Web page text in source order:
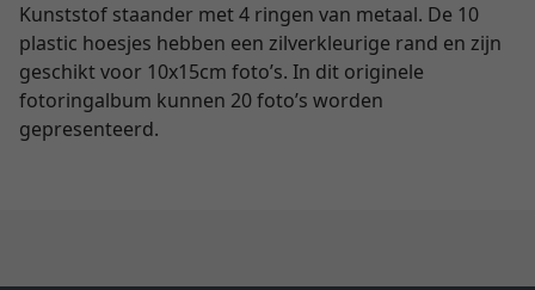
Kunststof staander met 4 ringen van metaal. De 10
plastic hoesjes hebben een zilverkleurige rand en zijn
geschikt voor 10x15cm foto’s. In dit originele
fotoringalbum kunnen 20 foto’s worden
gepresenteerd.